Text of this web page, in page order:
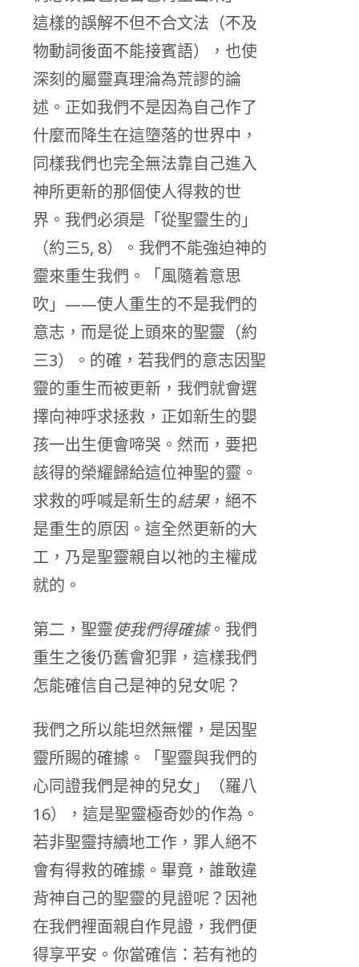
這樣的誤解不但不合文法（不及
物動詞後面不能接賓語），也使
深刻的屬靈真理淪為荒謬的論
述。正如我們不是因為自己作了
什麼而降生在這墮落的世界中，
同樣我們也完全無法靠自己進入
神所更新的那個使人得救的世
界。我們必須是「從聖靈生的」
（約三5, 8）。我們不能強迫神的
靈來重生我們。「風隨着意思
吹」——使人重生的不是我們的
意志，而是從上頭來的聖靈（約
三3）。的確，若我們的意志因聖
靈的重生而被更新，我們就會選
擇向神呼求拯救，正如新生的嬰
孩一出生便會啼哭。然而，要把
該得的榮耀歸給這位神聖的靈。
求救的呼喊是新生的結果，絕不
是重生的原因。這全然更新的大
工，乃是聖靈親自以祂的主權成
就的。
第二，聖靈使我們得確據。我們
重生之後仍舊會犯罪，這樣我們
怎能確信自己是神的兒女呢？
我們之所以能坦然無懼，是因聖
靈所賜的確據。「聖靈與我們的
心同證我們是神的兒女」（羅八
16），這是聖靈極奇妙的作為。
若非聖靈持續地工作，罪人絕不
會有得救的確據。畢竟，誰敢違
背神自己的聖靈的見證呢？因祂
在我們裡面親自作見證，我們便
得享平安。你當確信：若有祂的